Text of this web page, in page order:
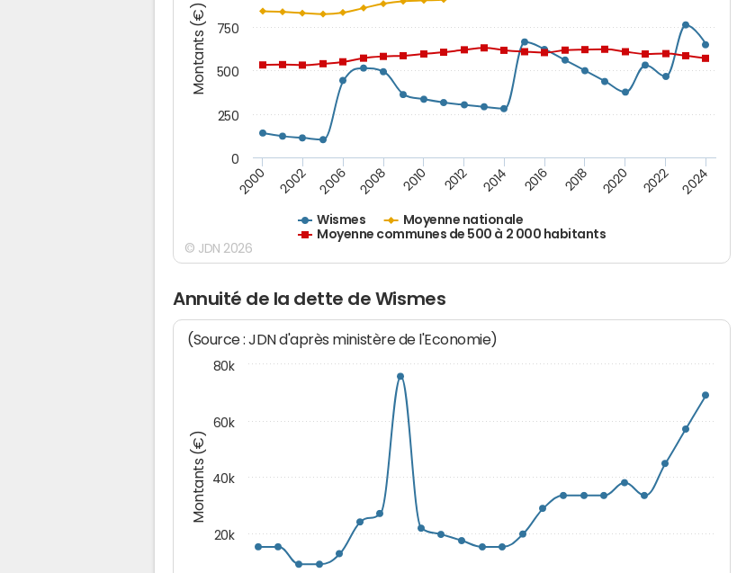
Montants (€)
Wismes
Moyenne nationale
Moyenne communes de 500 à 2 000 habitants
2000 2002 2006 2008 2010 2012 2014 2016 2018 2020 2022 2024
0
250
500
750
© JDN 2026
Annuité de la dette de Wismes
Montants (€)
(Source : JDN d'après ministère de l'Economie)
20k
40k
60k
80k